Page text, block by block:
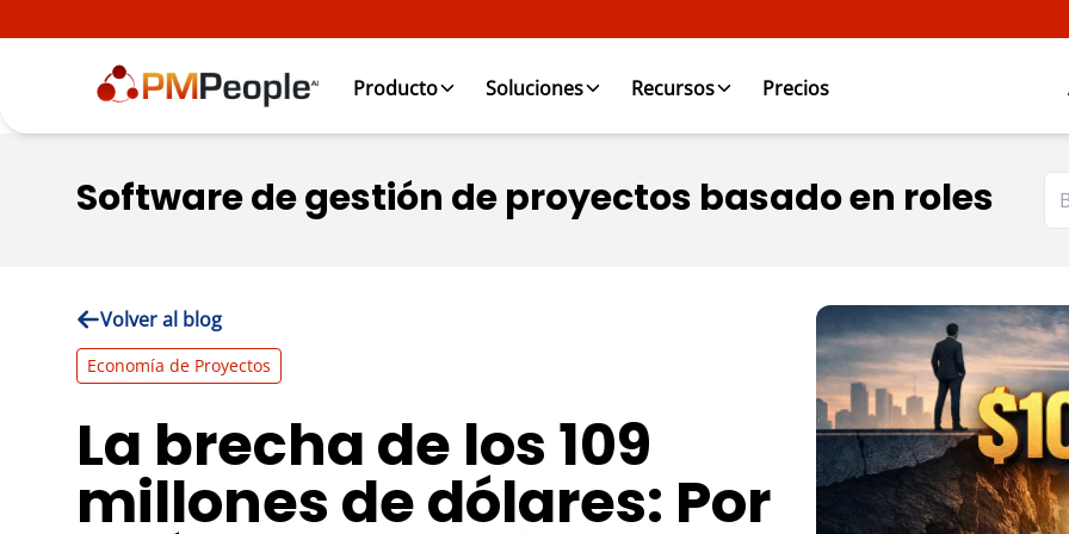
Producto Soluciones Recursos Precios
Software de gestión de proyectos basado en roles
Volver al blog
Economía de Proyectos
La brecha de los 109
millones de dólares: Por